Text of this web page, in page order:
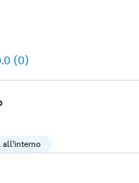
(0)
all'interno